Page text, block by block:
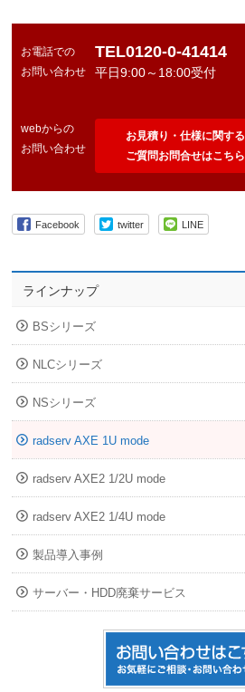
お電話での
お問い合わせ
TEL0120-0-41414
平日9:00～18:00受付
webからの
お問い合わせ
お見積り・仕様に関する
ご質問お問合せはこちら
Facebook twitter LINE
ラインナップ
BSシリーズ
NLCシリーズ
NSシリーズ
radserv AXE 1U mode
radserv AXE2 1/2U mode
radserv AXE2 1/4U mode
製品導入事例
サーバー・HDD廃棄サービス